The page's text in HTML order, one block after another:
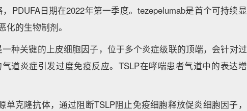
PDUFA日期在2022年第一季度。tezepelumab是首个可持续显
的生物制剂。
种关键的上皮细胞因子，位于多个炎症级联的顶端，会针对过
道炎症引发过度免疫反应。TSLP在哮喘患者气道中的表达增
单克隆抗体，通过阻断TSLP阻止免疫细胞释放促炎细胞因子，